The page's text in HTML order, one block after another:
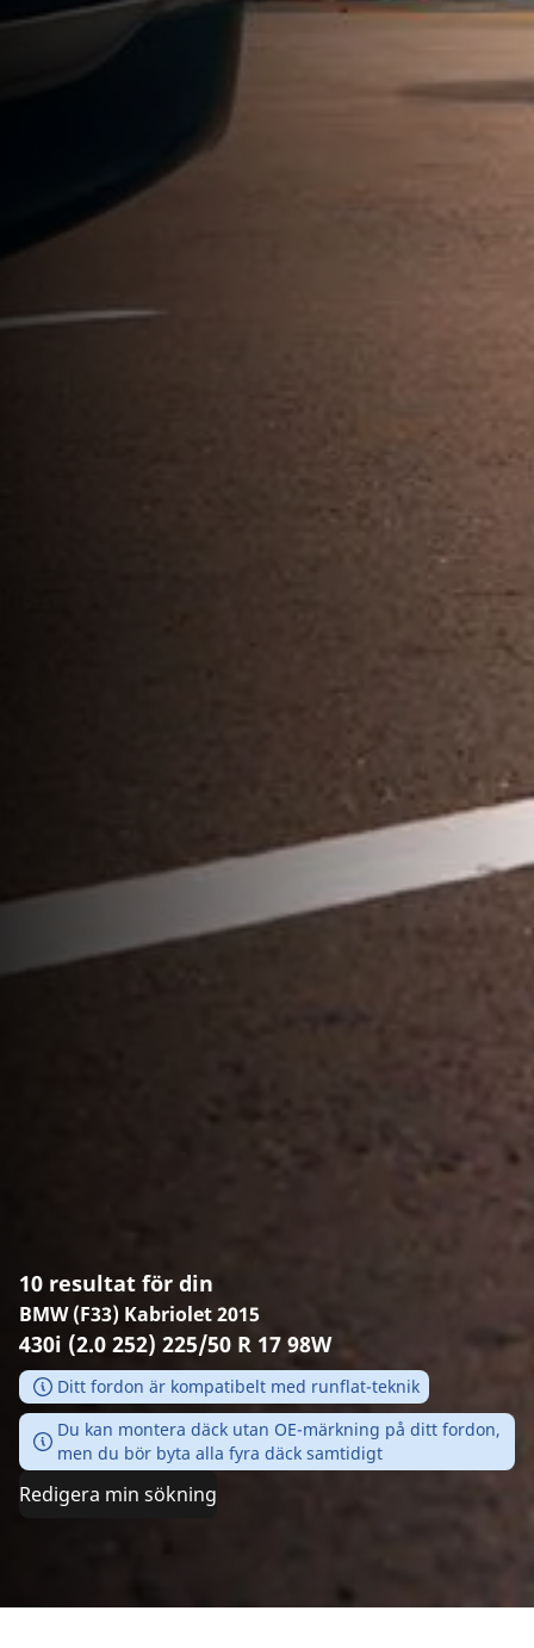
10 resultat för din
BMW (F33) Kabriolet 2015
430i (2.0 252) 225/50 R 17 98W
Ditt fordon är kompatibelt med runflat-teknik
Du kan montera däck utan OE-märkning på ditt fordon,
men du bör byta alla fyra däck samtidigt
Redigera min sökning